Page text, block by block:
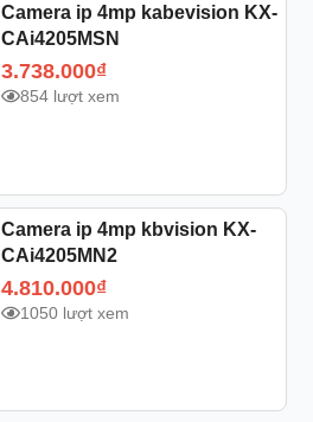
Camera ip 4mp kabevision KX-
CAi4205MSN
3.738.000₫
854 lượt xem
Camera ip 4mp kbvision KX-
CAi4205MN2
4.810.000₫
1050 lượt xem